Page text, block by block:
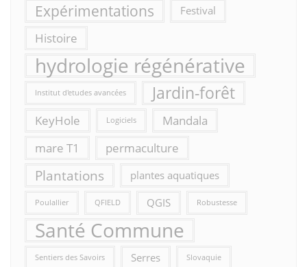
Expérimentations Festival
Histoire
hydrologie régénérative
Institut d'etudes avancées Jardin-forêt
KeyHole Logiciels
Mandala
mare T1
permaculture
Plantations plantes aquatiques
Poulallier QFIELD QGIS Robustesse
Santé Commune
Sentiers des Savoirs Serres Slovaquie